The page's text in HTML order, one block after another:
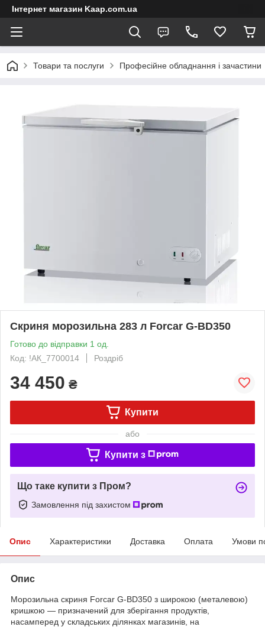
Інтернет магазин Kaap.com.ua
Товари та послуги Професійне обладнання і зачастини
Скриня морозильна 283 л Forcar G-BD350
Готово до відправки 1 од.
Код: !АК_7700014
Роздріб
34 450 ₴
Купити
або
Купити з
Що таке купити з Пром?
Замовлення під захистом
Опис Характеристики Доставка Оплата Умови
Опис
Морозильна скриня Forcar G-BD350 з широкою (металевою)
кришкою — призначений для зберігання продуктів,
насамперед у складських ділянках магазинів, на